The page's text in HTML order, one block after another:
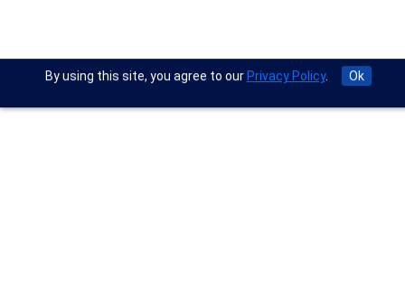
By using this site, you agree to our Privacy Policy. Ok